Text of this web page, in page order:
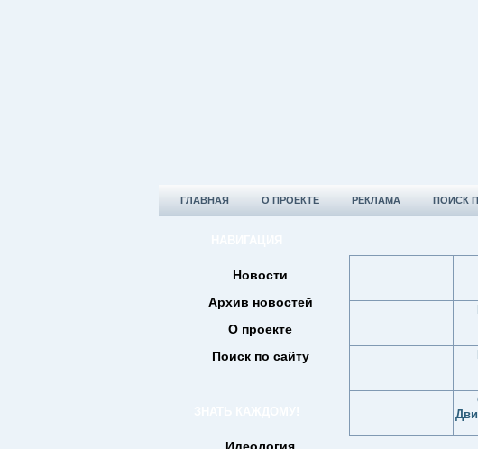
ГЛАВНАЯ О ПРОЕКТЕ РЕКЛАМА ПОИСК
Новости
Архив новостей
О проекте
Поиск по сайту